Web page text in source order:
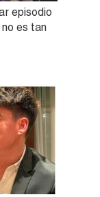
episodio
es tan